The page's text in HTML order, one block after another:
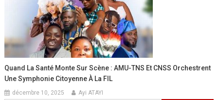
Quand La Santé Monte Sur Scène : AMU-TNS Et CNSS Orchestrent
Une Symphonie Citoyenne À La FIL
décembre 10, 2025 Ayi ATAYI